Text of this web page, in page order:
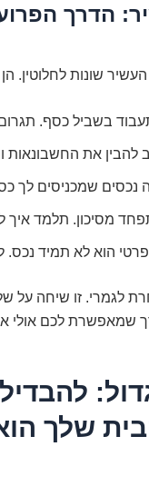
הדרך
שונות לחלוטין.
בשביל כסף.
להבין את החשבונאות
נכסים שמכניסים לך
מסיכון. תלמד איך
הוא לא תמיד נכס.
לגמרי. זו שיחה על
שמאפשרת לכם אולי
שלך